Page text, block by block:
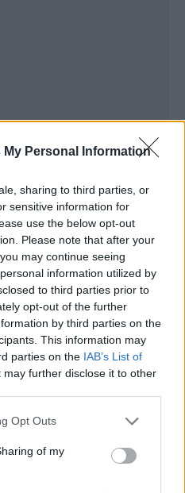
My Personal Information
sharing to third parties, or
sensitive information for
use the below opt-out
Please note that after your
may continue seeing
information utilized by
to third parties prior to
opt-out of the further
by third parties on the
This information may
parties on the IAB’s List of
may further disclose it to other
Opt Outs
of my
España se sume a
o Estados Unidos —
ya funcionan—
pública puede